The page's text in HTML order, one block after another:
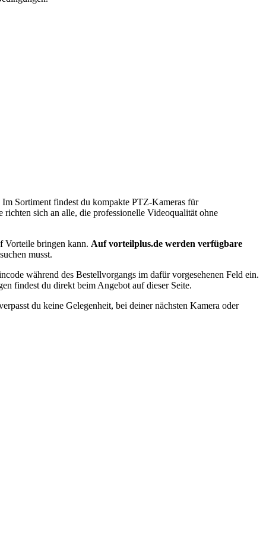
Sortiment findest du kompakte PTZ-Kameras für
sich an alle, die professionelle Videoqualität ohne
Vorteile bringen kann. Auf vorteilplus.de werden verfügbare
musst.
während des Bestellvorgangs im dafür vorgesehenen Feld ein.
findest du direkt beim Angebot auf dieser Seite.
du keine Gelegenheit, bei deiner nächsten Kamera oder